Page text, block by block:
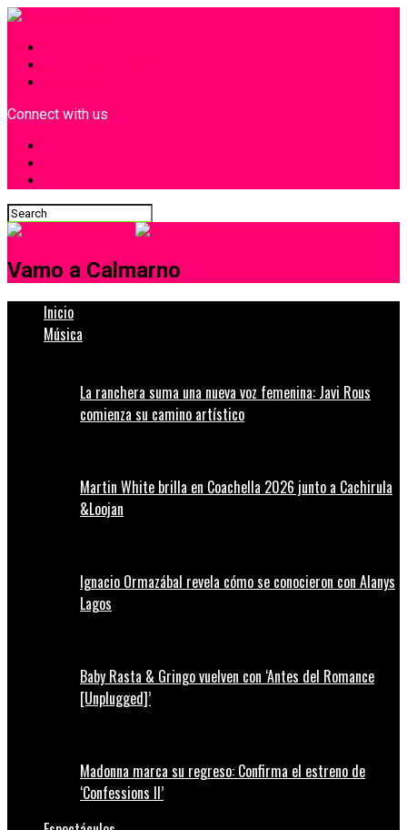
Connect with us
Vamo a Calmarno
Inicio
Música
La ranchera suma una nueva voz femenina: Javi Rous
comienza su camino artístico
Martin White brilla en Coachella 2026 junto a Cachirula
&Loojan
Ignacio Ormazábal revela cómo se conocieron con Alanys
Lagos
Baby Rasta & Gringo vuelven con ‘Antes del Romance
[Unplugged]’
Madonna marca su regreso: Confirma el estreno de
‘Confessions II’